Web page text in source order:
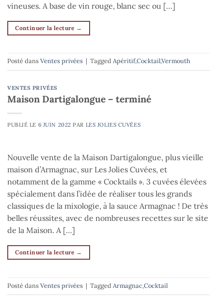
vineuses. A base de vin rouge, blanc sec ou […]
Continuer la lecture →
Posté dansVentes privées | TaggedApéritif,Cocktail,Vermouth
VENTES PRIVÉES
Maison Dartigalongue – terminé
PUBLIÉ LE 6 JUIN 2022 PAR LES JOLIES CUVÉES
Nouvelle vente de la Maison Dartigalongue, plus vieille
maison d’Armagnac, sur Les Jolies Cuvées, et
notamment de la gamme « Cocktails ». 3 cuvées élevées
spécialement dans l’idée de réaliser tous les grands
classiques de la mixologie, à la sauce Armagnac ! De très
belles réussites, avec de nombreuses recettes sur le site
de la Maison. A […]
Continuer la lecture →
Posté dansVentes privées | TaggedArmagnac,Cocktail